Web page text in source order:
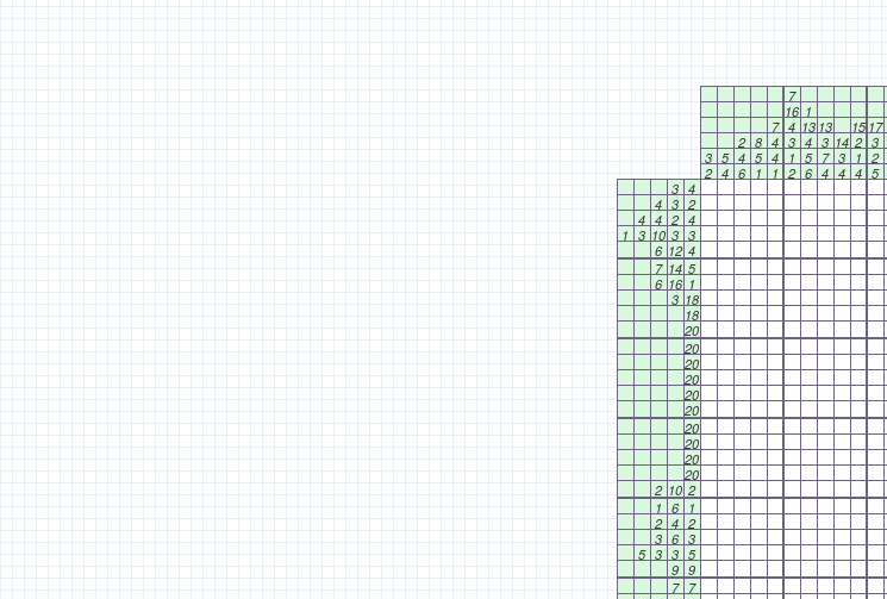
7
16 1
7 4 13 13 15 17
2 8 4 3 4 3 14 2 3
3 5 4 5 4 1 5 7 3 1 2
2 4 6 1 1 2 6 4 4 4 5
3 4
4 3 2
4 4 2 4
1 3 10 3 3
6 12 4
7 14 5
6 16 1
3 18
18
20
20
20
20
20
20
20
20
20
20
2 10 2
1 6
1
2 4 2
3 6 3
5 3 3 5
9 9
7 7